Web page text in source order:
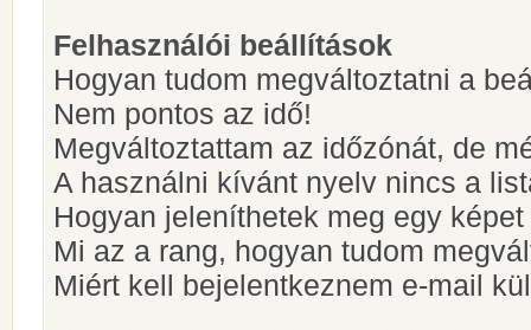
Felhasználói beállítások
Hogyan tudom megváltoztatni a
Nem pontos az idő!
Megváltoztattam az időzónát, de
A használni kívánt nyelv nincs a
Hogyan jeleníthetek meg egy
Mi az a rang, hogyan tudom
Miért kell bejelentkeznem e-mail